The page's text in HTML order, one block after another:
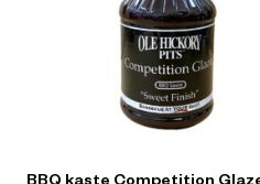
BBQ kaste Competition